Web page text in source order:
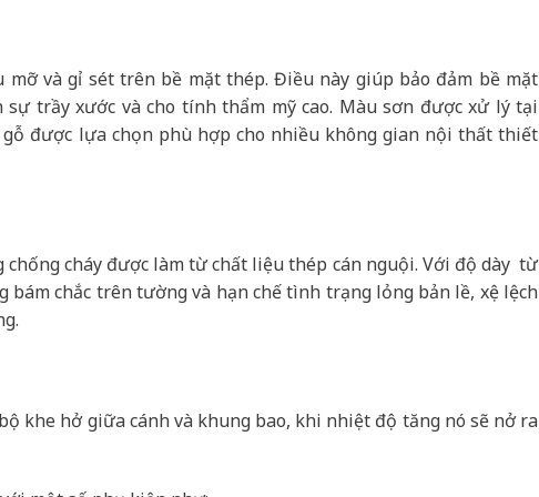
và gỉ sét trên bề mặt thép. Điều này giúp bảo đảm bề mặt
trầy xước và cho tính thẩm mỹ cao. Màu sơn được xử lý tại
được lựa chọn phù hợp cho nhiều không gian nội thất thiết
cháy được làm từ chất liệu thép cán nguội. Với độ dày từ
bám chắc trên tường và hạn chế tình trạng lỏng bản lề, xệ lệch
khe hở giữa cánh và khung bao, khi nhiệt độ tăng nó sẽ nở ra